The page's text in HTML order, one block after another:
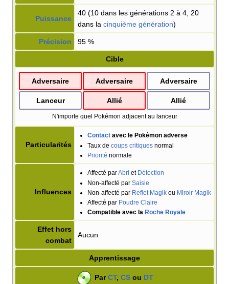
Puissance
40 (10 dans les générations 2 à 4, 20
dans la cinquième génération)
Précision 95 %
Cible
Adversaire Adversaire Adversaire
Lanceur Allié Allié
N'importe quel Pokémon adjacent au lanceur
Particularités
Contactavec le Pokémon adverse
Taux de coups critiquesnormal
Priorité normale
Influences
Affecté parAbri et Détection
Non-affecté par Saisie
Non-affecté par Reflet Magikou Miroir Magik
Affecté par Poudre Claire
Compatible avec la Roche Royale
Effet hors
combat
Aucun
Apprentissage
ParCT, CSou DT